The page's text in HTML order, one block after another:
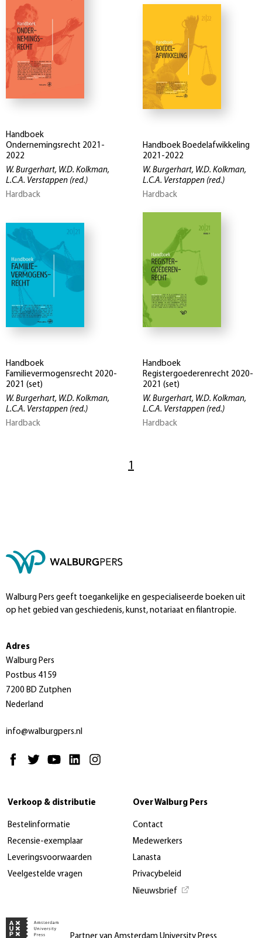
Handboek
Ondernemingsrecht 2021-
2022
W. Burgerhart, W.D. Kolkman,
L.C.A. Verstappen (red.)
Hardback
Handboek Boedelafwikkeling
2021-2022
W. Burgerhart, W.D. Kolkman,
L.C.A. Verstappen (red.)
Hardback
Handboek
Familievermogensrecht 2020-
2021 (set)
W. Burgerhart, W.D. Kolkman,
L.C.A. Verstappen (red.)
Hardback
Handboek
Registergoederenrecht 2020-
2021 (set)
W. Burgerhart, W.D. Kolkman,
L.C.A. Verstappen (red.)
Hardback
1
Walburg Pers geeft toegankelijke en gespecialiseerde boeken uit
op het gebied van geschiedenis, kunst, notariaat en filantropie.
Adres
Walburg Pers
Postbus 4159
7200 BD Zutphen
Nederland
info@walburgpers.nl
Verkoop & distributie
Bestelinformatie
Recensie-exemplaar
Leveringsvoorwaarden
Veelgestelde vragen
Over Walburg Pers
Contact
Medewerkers
Lanasta
Privacybeleid
Nieuwsbrief